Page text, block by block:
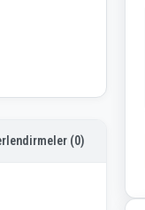
(0)